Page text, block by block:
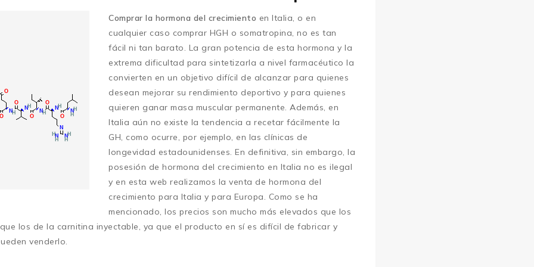
Comprar la hormona del crecimiento en Italia, o en
cualquier caso comprar HGH o somatropina, no es tan
fácil ni tan barato. La gran potencia de esta hormona y la
extrema dificultad para sintetizarla a nivel farmacéutico la
convierten en un objetivo difícil de alcanzar para quienes
desean mejorar su rendimiento deportivo y para quienes
quieren ganar masa muscular permanente. Además, en
Italia aún no existe la tendencia a recetar fácilmente la
GH, como ocurre, por ejemplo, en las clínicas de
longevidad estadounidenses. En definitiva, sin embargo, la
posesión de hormona del crecimiento en Italia no es ilegal
y en esta web realizamos la venta de hormona del
crecimiento para Italia y para Europa. Como se ha
mencionado, los precios son mucho más elevados que los
los de la carnitina inyectable, ya que el producto en sí es difícil de fabricar y
venderlo.